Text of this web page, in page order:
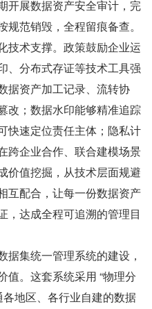
开展数据资产安全审计，完
范销毁，全程留痕备查。
技术支撑。政策鼓励企业运
、分布式存证等技术工具强
据资产加工记录、流转协
改；数据水印能够精准追踪
快速定位责任主体；隐私计
跨企业合作、联合建模场景
价值挖掘，从技术层面规避
互配合，让每一份数据资产
，达成全程可追溯的管理目
集统一管理系统的建设，
值。这套系统采用 “物理分
地区、各行业自建的数据